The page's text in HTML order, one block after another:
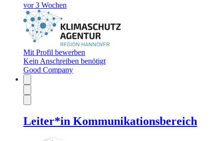
vor 3 Wochen
Mit Profil bewerben
Kein Anschreiben benötigt
Good Company
Leiter*in Kommunikationsbereich